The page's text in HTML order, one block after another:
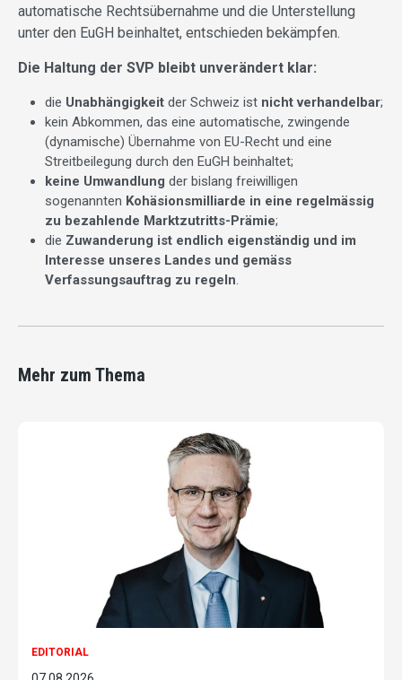
automatische Rechtsübernahme und die Unterstellung
unter den EuGH beinhaltet, entschieden bekämpfen.
Die Haltung der SVP bleibt unverändert klar:
die Unabhängigkeit der Schweiz ist nicht verhandelbar;
kein Abkommen, das eine automatische, zwingende
(dynamische) Übernahme von EU-Recht und eine
Streitbeilegung durch den EuGH beinhaltet;
keine Umwandlung der bislang freiwilligen
sogenannten Kohäsionsmilliarde in eine regelmässig
zu bezahlende Marktzutritts-Prämie;
die Zuwanderung ist endlich eigenständig und im
Interesse unseres Landes und gemäss
Verfassungsauftrag zu regeln.
Mehr zum Thema
EDITORIAL